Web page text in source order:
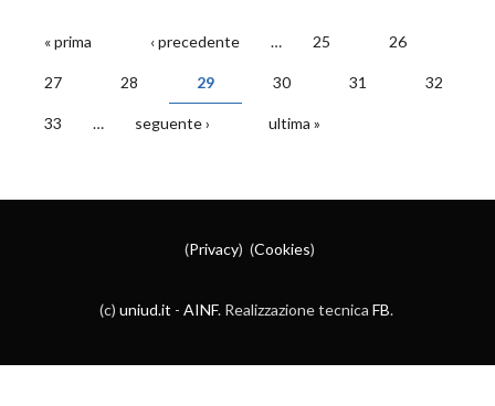
PAGINE
« prima ‹ precedente … 25 26
27 28 29 30 31 32
33 … seguente › ultima »
(Privacy) (Cookies)
(c) uniud.it - AINF. Realizzazione tecnica FB.